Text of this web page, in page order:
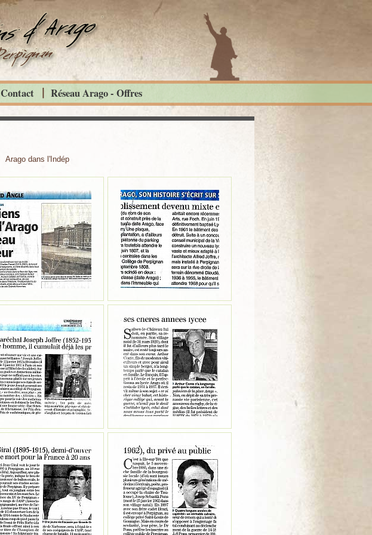
Arago dans l'Indép
Contact Réseau Arago - Offres